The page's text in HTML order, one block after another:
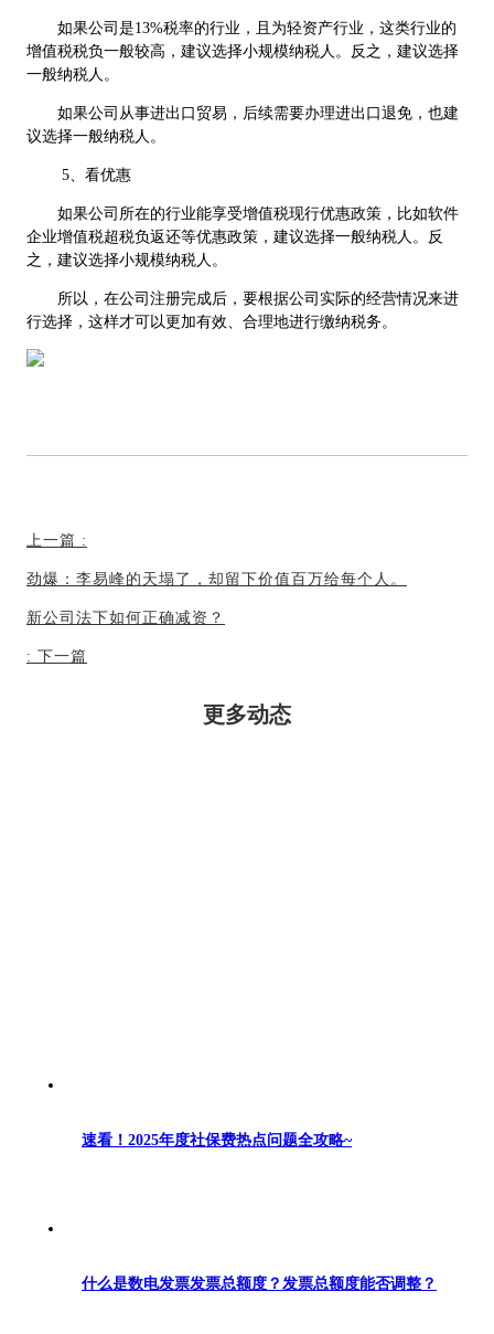
如果公司是13%税率的行业，且为轻资产行业，这类行业的
增值税税负一般较高，建议选择小规模纳税人。反之，建议选择
一般纳税人。
如果公司从事进出口贸易，后续需要办理进出口退免，也建
议选择一般纳税人。
5、看优惠
如果公司所在的行业能享受增值税现行优惠政策，比如软件
企业增值税超税负返还等优惠政策，建议选择一般纳税人。反
之，建议选择小规模纳税人。
所以，在公司注册完成后，要根据公司实际的经营情况来进
行选择，这样才可以更加有效、合理地进行缴纳税务。
上一篇 :
劲爆：李易峰的天塌了，却留下价值百万给每个人。
新公司法下如何正确减资？
: 下一篇
更多动态
速看！2025年度社保费热点问题全攻略~
什么是数电发票发票总额度？发票总额度能否调整？